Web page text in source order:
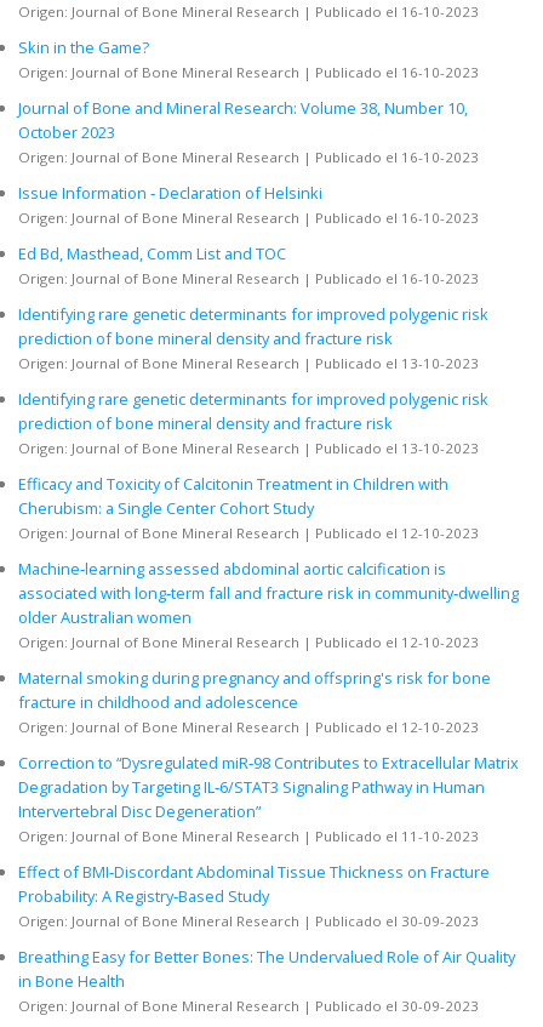
Origen: Journal of Bone Mineral Research Publicado el 16-10-2023
Skin in the Game?
Origen: Journal of Bone Mineral Research Publicado el 16-10-2023
Journal of Bone and Mineral Research: Volume 38, Number 10,
October 2023
Origen: Journal of Bone Mineral Research Publicado el 16-10-2023
Issue Information ‐ Declaration of Helsinki
Origen: Journal of Bone Mineral Research Publicado el 16-10-2023
Ed Bd, Masthead, Comm List and TOC
Origen: Journal of Bone Mineral Research Publicado el 16-10-2023
Identifying rare genetic determinants for improved polygenic risk
prediction of bone mineral density and fracture risk
Origen: Journal of Bone Mineral Research Publicado el 13-10-2023
Identifying rare genetic determinants for improved polygenic risk
prediction of bone mineral density and fracture risk
Origen: Journal of Bone Mineral Research Publicado el 13-10-2023
Efficacy and Toxicity of Calcitonin Treatment in Children with
Cherubism: a Single Center Cohort Study
Origen: Journal of Bone Mineral Research Publicado el 12-10-2023
Machine‐learning assessed abdominal aortic calcification is
associated with long‐term fall and fracture risk in community‐dwelling
older Australian women
Origen: Journal of Bone Mineral Research Publicado el 12-10-2023
Maternal smoking during pregnancy and offspring's risk for bone
fracture in childhood and adolescence
Origen: Journal of Bone Mineral Research Publicado el 12-10-2023
Correction to “Dysregulated miR‐98 Contributes to Extracellular Matrix
Degradation by Targeting IL‐6/STAT3 Signaling Pathway in Human
Intervertebral Disc Degeneration”
Origen: Journal of Bone Mineral Research Publicado el 11-10-2023
Effect of BMI‐Discordant Abdominal Tissue Thickness on Fracture
Probability: A Registry‐Based Study
Origen: Journal of Bone Mineral Research Publicado el 30-09-2023
Breathing Easy for Better Bones: The Undervalued Role of Air Quality
in Bone Health
Origen: Journal of Bone Mineral Research Publicado el 30-09-2023